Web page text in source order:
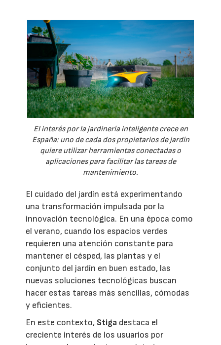
El interés por la jardinería inteligente crece en
España: uno de cada dos propietarios de jardín
quiere utilizar herramientas conectadas o
aplicaciones para facilitar las tareas de
mantenimiento.
El cuidado del jardín está experimentando
una transformación impulsada por la
innovación tecnológica. En una época como
el verano, cuando los espacios verdes
requieren una atención constante para
mantener el césped, las plantas y el
conjunto del jardín en buen estado, las
nuevas soluciones tecnológicas buscan
hacer estas tareas más sencillas, cómodas
y eficientes.
En este contexto, Stiga destaca el
creciente interés de los usuarios por